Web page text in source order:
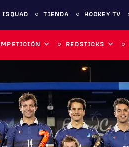
ISQUAD TIENDA HOCKEY TV
REDSTICKS